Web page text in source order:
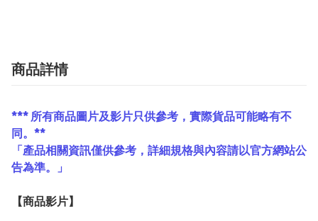
商品詳情
*** 所有商品圖片及影片只供參考，實際貨品可能略有不
同。**
「產品相關資訊僅供參考，詳細規格與內容請以官方網站公
告為準。」
【商品影片】